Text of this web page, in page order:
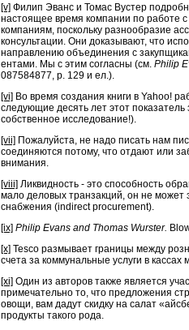
[v] Филип Эванс и Томас Вустер
настоящее время компании по работе
компаниям, поскольку разнообразие
консультации. Они доказывают, что
направлению объединения с
ентами. Мы с этим согласны (см. Philip
087584877, p. 129 и ел.).
[vi] Во время создания книги в Yahoo!
следующие десять лет этот
собственное исследование!).
[vii] Пожалуйста, не надо писать нам
соединяются потому, что отдают или
внимания.
[viii] Ликвидность - это способность
мало деловых транзакций, он не может
снабжения (indirect procurement).
[ix] Philip Evans and Thomas Wurster.
[x] Tesco размывает границы между
счета за коммуналь­ные услуги в кассах
[xi] Один из авторов также является
примечательно то, что предложения
овощи, вам дадут скидку на салат
продукты та­кого рода.